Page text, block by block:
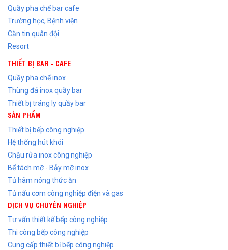
Quầy pha chế bar cafe
Trường học, Bệnh viện
Căn tin quân đội
Resort
THIẾT BỊ BAR - CAFE
Quầy pha chế inox
Thùng đá inox quầy bar
Thiết bị tráng ly quầy bar
SẢN PHẨM
Thiết bị bếp công nghiệp
Hệ thống hút khói
Chậu rửa inox công nghiệp
Bể tách mỡ - Bẫy mỡ inox
Tủ hâm nóng thức ăn
Tủ nấu cơm công nghiệp điện và gas
DỊCH VỤ CHUYÊN NGHIỆP
Tư vấn thiết kế bếp công nghiệp
Thi công bếp công nghiệp
Cung cấp thiết bị bếp công nghiệp